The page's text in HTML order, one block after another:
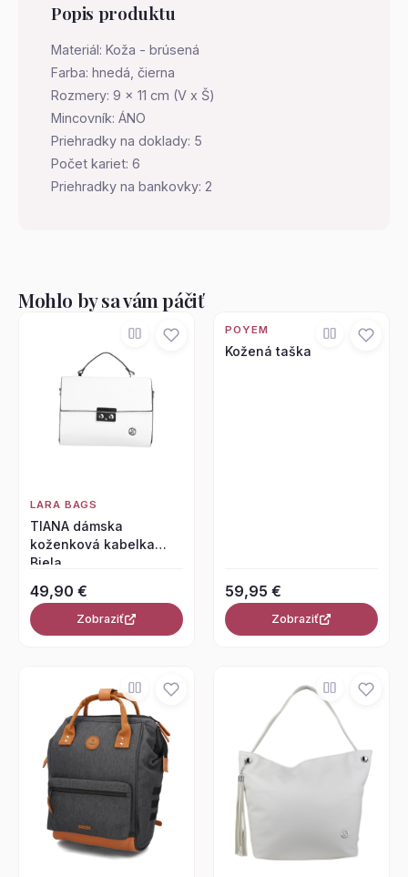
Popis produktu
Materiál: Koža - brúsená
Farba: hnedá, čierna
Rozmery: 9 x 11 cm (V x Š)
Mincovník: ÁNO
Priehradky na doklady: 5
Počet kariet: 6
Priehradky na bankovky: 2
Mohlo by sa vám páčiť
LARA BAGS
TIANA dámska
koženková kabelka
Biela
49,90 €
Zobraziť
POYEM
Kožená taška
59,95 €
Zobraziť